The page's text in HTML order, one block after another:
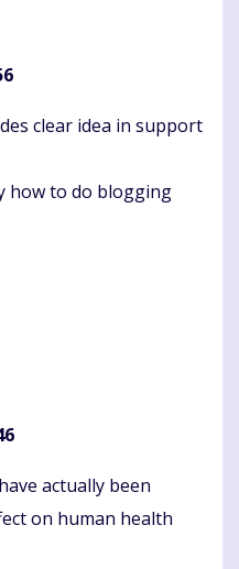
clear idea in support
how to do blogging
actually been
on human health